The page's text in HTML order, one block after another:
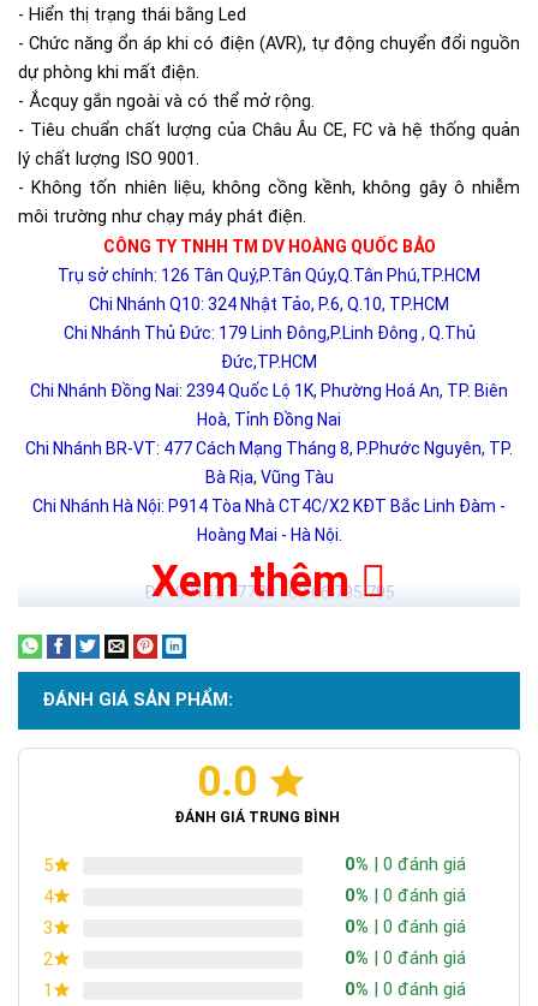
- Hiển thị trạng thái bằng Led
- Chức năng ổn áp khi có điện (AVR), tự động chuyển đổi nguồn
dự phòng khi mất điện.
- Ắcquy gắn ngoài và có thể mở rộng.
- Tiêu chuẩn chất lượng của Châu Âu CE, FC và hệ thống quản
lý chất lượng ISO 9001.
- Không tốn nhiên liệu, không cồng kềnh, không gây ô nhiễm
môi trường như chạy máy phát điện.
CÔNG TY TNHH TM DV HOÀNG QUỐC BẢO
Trụ sở chính: 126 Tân Quý,P.Tân Qúy,Q.Tân Phú,TP.HCM
Chi Nhánh Q10: 324 Nhật Tảo, P.6, Q.10, TP.HCM
Chi Nhánh Thủ Đức: 179 Linh Đông,P.Linh Đông , Q.Thủ
Đức,TP.HCM
Chi Nhánh Đồng Nai: 2394 Quốc Lộ 1K, Phường Hoá An, TP. Biên
Hoà, Tỉnh Đồng Nai
Chi Nhánh BR-VT: 477 Cách Mạng Tháng 8, P.Phước Nguyên, TP.
Bà Rịa, Vũng Tàu
Chi Nhánh Hà Nội: P914 Tòa Nhà CT4C/X2 KĐT Bắc Linh Đàm -
Hoàng Mai - Hà Nội.
ĐT: 09153 77770 - 08.66.795.795
Xem thêm
ĐÁNH GIÁ SẢN PHẨM:
0.0
ĐÁNH GIÁ TRUNG BÌNH
5 0% | 0 đánh giá
4
0% | 0 đánh giá
3
0% | 0 đánh giá
2
0% | 0 đánh giá
1
0% | 0 đánh giá